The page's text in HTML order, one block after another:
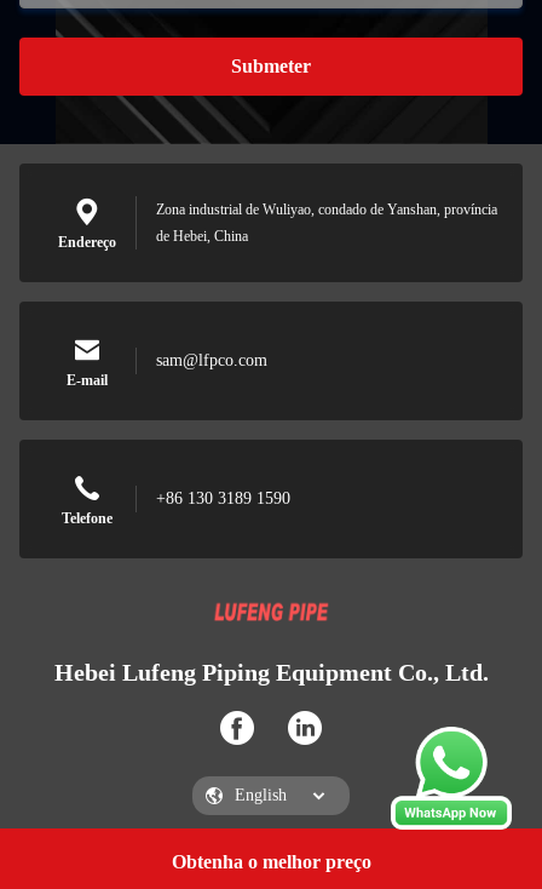
Obtenha o melhor preço
Submeter
Endereço
Zona industrial de Wuliyao, condado de Yanshan, província
de Hebei, China
E-mail
sam@lfpco.com
Telefone
+86 130 3189 1590
Hebei Lufeng Piping Equipment Co., Ltd.
Hebei Lufeng Piping Equipment Co., Ltd.Obtenha uma citação